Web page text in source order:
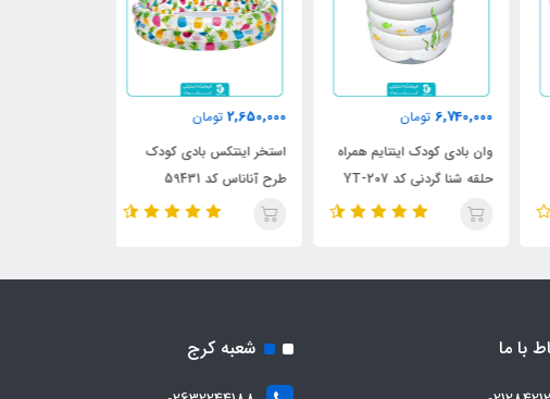
6,740,000 تومان
وان بادی کودک اینتایم همراه
حلقه شنا گردنی کد YT-207
2,650,000 تومان
استخر اینتکس بادی کودک
طرح آناناس کد 59431
با ما شعبه کرج